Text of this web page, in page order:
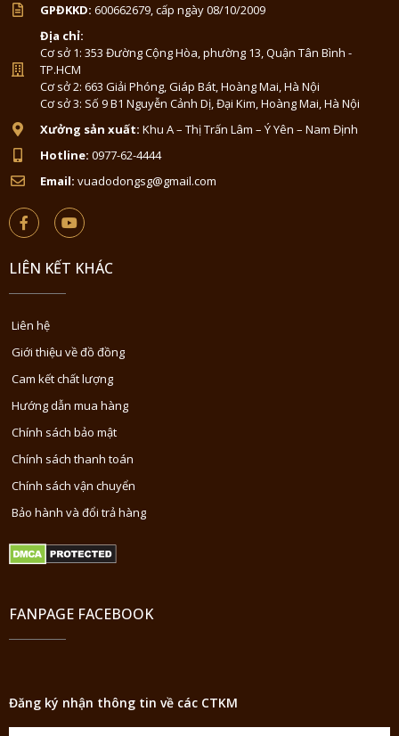
GPĐKKD: 600662679, cấp ngày 08/10/2009
Địa chỉ:
Cơ sở 1: 353 Đường Cộng Hòa, phường 13, Quận Tân Bình -
TP.HCM
Cơ sở 2: 663 Giải Phóng, Giáp Bát, Hoàng Mai, Hà Nội
Cơ sở 3: Số 9 B1 Nguyễn Cảnh Dị, Đại Kim, Hoàng Mai, Hà Nội
Xưởng sản xuất: Khu A – Thị Trấn Lâm – Ý Yên – Nam Định
Hotline: 0977-62-4444
Email: vuadodongsg@gmail.com
LIÊN KẾT KHÁC
Liên hệ
Giới thiệu về đồ đồng
Cam kết chất lượng
Hướng dẫn mua hàng
Chính sách bảo mật
Chính sách thanh toán
Chính sách vận chuyển
Bảo hành và đổi trả hàng
FANPAGE FACEBOOK
Đăng ký nhận thông tin về các CTKM